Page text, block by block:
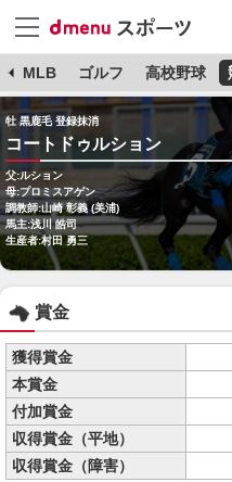
MLB ゴルフ 高校野球
牡 黒鹿毛 登録抹消
コートドゥルション
父:ルション
母:プロミスアゲン
調教師:山崎 彰義 (美浦)
馬主:浅川 皓司
生産者:村田 勇三
賞金
獲得賞金
本賞金
付加賞金
収得賞金（平地）
収得賞金（障害）